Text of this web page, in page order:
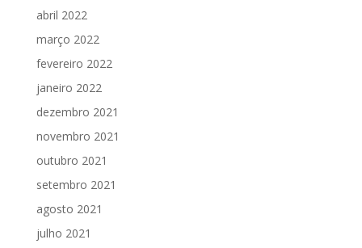
abril 2022
março 2022
fevereiro 2022
janeiro 2022
dezembro 2021
novembro 2021
outubro 2021
setembro 2021
agosto 2021
julho 2021